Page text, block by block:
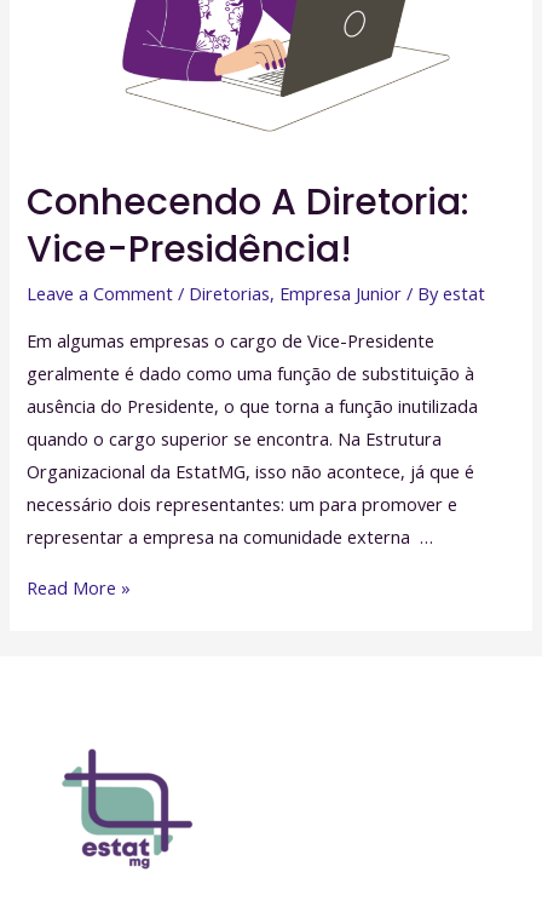
Conhecendo A Diretoria:
Vice-Presidência!
Leave a Comment / Diretorias, Empresa Junior / Byestat
Em algumas empresas o cargo de Vice-Presidente
geralmente é dado como uma função de substituição à
ausência do Presidente, o que torna a função inutilizada
quando o cargo superior se encontra. Na Estrutura
Organizacional da EstatMG, isso não acontece, já que é
necessário dois representantes: um para promover e
representar a empresa na comunidade externa …
Conhecendo
Read More »